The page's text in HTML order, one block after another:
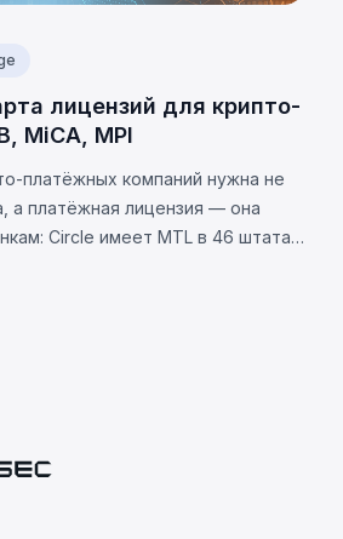
лицензий для крипто-
MiCA, MPI
платёжных компаний нужна не
а платёжная лицензия — она
Circle имеет MTL в 46 штатах